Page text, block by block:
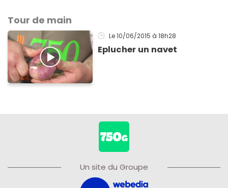
Tour de main
Le 10/06/2015 à 18h28
Eplucher un navet
Un site du Groupe